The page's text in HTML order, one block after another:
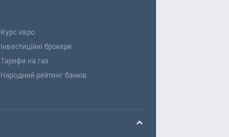
Курс євро
Інвестиційні брокери
Тарифи на газ
Народний рейтинг банків